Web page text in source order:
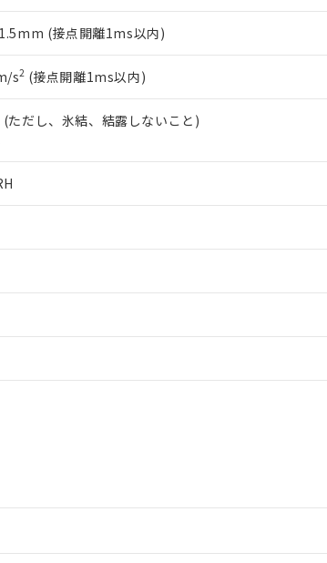
(接点開離1ms以内)
s2 (接点開離1ms以内)
だし、氷結、結露しないこと)